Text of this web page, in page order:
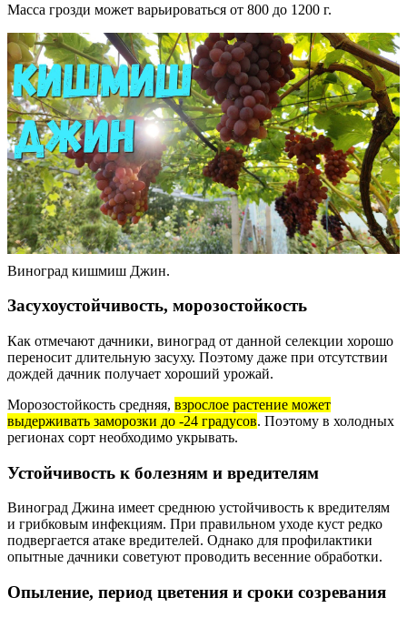
Масса грозди может варьироваться от 800 до 1200 г.
Виноград кишмиш Джин.
Засухоустойчивость, морозостойкость
Как отмечают дачники, виноград от данной селекции хорошо
переносит длительную засуху. Поэтому даже при отсутствии
дождей дачник получает хороший урожай.
Морозостойкость средняя, взрослое растение может
выдерживать заморозки до -24 градусов. Поэтому в холодных
регионах сорт необходимо укрывать.
Устойчивость к болезням и вредителям
Виноград Джина имеет среднюю устойчивость к вредителям
и грибковым инфекциям. При правильном уходе куст редко
подвергается атаке вредителей. Однако для профилактики
опытные дачники советуют проводить весенние обработки.
Опыление, период цветения и сроки созревания